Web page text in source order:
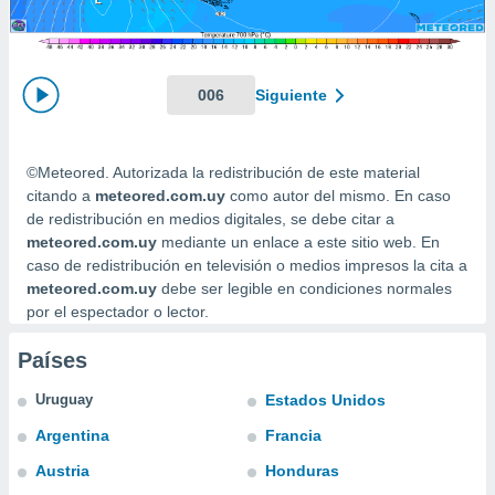
seguir
coste.
a la
la
todas
ya sean
nos
y análisis
así como
CONFIGURACIÓN
006 Siguiente
©Meteored. Autorizada la redistribución de este material
citando a meteored.com.uy como autor del mismo. En caso
de redistribución en medios digitales, se debe citar a
meteored.com.uy mediante un enlace a este sitio web. En
caso de redistribución en televisión o medios impresos la cita a
meteored.com.uy debe ser legible en condiciones normales
por el espectador o lector.
Países
Uruguay
Argentina
Austria
Estados Unidos
Francia
Honduras